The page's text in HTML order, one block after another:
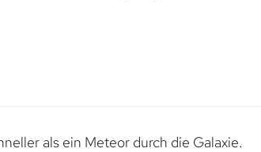
als ein Meteor durch die Galaxie.